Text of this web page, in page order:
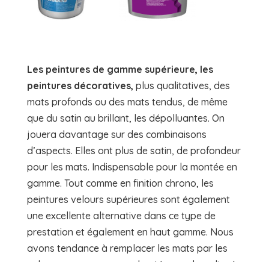
Les peintures de gamme supérieure, les
peintures décoratives, plus qualitatives, des
mats profonds ou des mats tendus, de même
que du satin au brillant, les dépolluantes. On
jouera davantage sur des combinaisons
d’aspects. Elles ont plus de satin, de profondeur
pour les mats. Indispensable pour la montée en
gamme. Tout comme en finition chrono, les
peintures velours supérieures sont également
une excellente alternative dans ce type de
prestation et également en haut gamme. Nous
avons tendance à remplacer les mats par les